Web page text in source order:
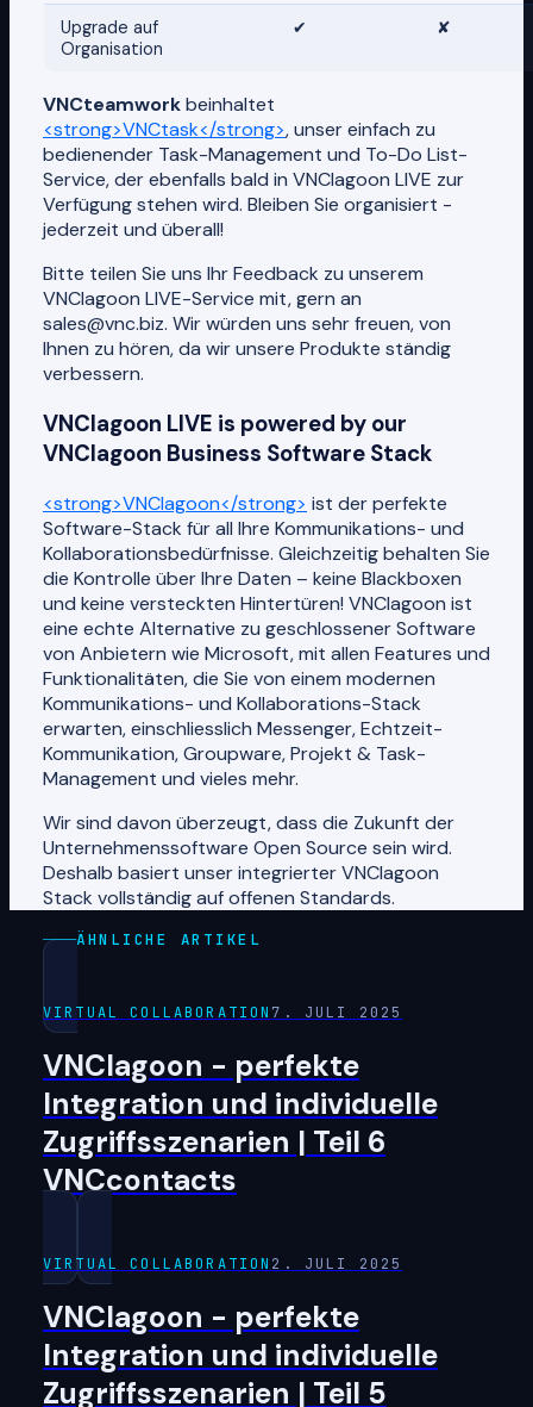
Upgrade auf
Organisation
✔ ✘
VNCteamworkbeinhaltet
<strong>VNCtask</strong>, unser einfach zu
bedienender Task-Management und To-Do List-
Service, der ebenfalls bald in VNClagoon LIVE zur
Verfügung stehen wird. Bleiben Sie organisiert -
jederzeit und überall!
Bitte teilen Sie uns Ihr Feedback zu unserem
VNClagoon LIVE-Service mit, gern an
sales@vnc.biz. Wir würden uns sehr freuen, von
Ihnen zu hören, da wir unsere Produkte ständig
verbessern.
VNClagoon LIVE is powered by our
VNClagoon Business Software Stack
<strong>VNClagoon</strong> ist der perfekte
Software-Stack für all Ihre Kommunikations- und
Kollaborationsbedürfnisse. Gleichzeitig behalten Sie
die Kontrolle über Ihre Daten – keine Blackboxen
und keine versteckten Hintertüren! VNClagoon ist
eine echte Alternative zu geschlossener Software
von Anbietern wie Microsoft, mit allen Features und
Funktionalitäten, die Sie von einem modernen
Kommunikations- und Kollaborations-Stack
erwarten, einschliesslich Messenger, Echtzeit-
Kommunikation, Groupware, Projekt & Task-
Management und vieles mehr.
Wir sind davon überzeugt, dass die Zukunft der
Unternehmenssoftware Open Source sein wird.
Deshalb basiert unser integrierter VNClagoon
Stack vollständig auf offenen Standards.
ÄHNLICHE ARTIKEL
VIRTUAL COLLABORATION 7. JULI 2025
VNClagoon - perfekte
Integration und individuelle
Zugriffsszenarien | Teil 6
VNCcontacts
VIRTUAL COLLABORATION 2. JULI 2025
VNClagoon - perfekte
Integration und individuelle
Zugriffsszenarien | Teil 5